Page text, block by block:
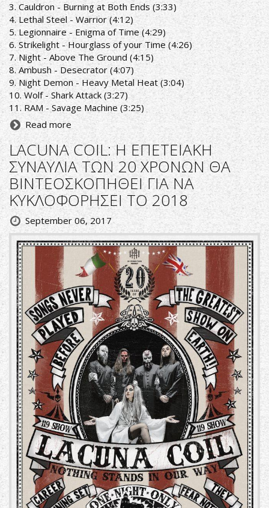
3. Cauldron - Burning at Both Ends (3:33)
4. Lethal Steel - Warrior (4:12)
5. Legionnaire - Enigma of Time (4:29)
6. Strikelight - Hourglass of your Time (4:26)
7. Night - Above The Ground (4:15)
8. Ambush - Desecrator (4:07)
9. Night Demon - Heavy Metal Heat (3:04)
10. Wolf - Shark Attack (3:27)
11. RAM - Savage Machine (3:25)
Read more
LACUNA COIL: Η ΕΠΕΤΕΙΑΚΗ
ΣΥΝΑΥΛΙΑ ΤΩΝ 20 ΧΡΟΝΩΝ ΘΑ
ΒΙΝΤΕΟΣΚΟΠΗΘΕΙ ΓΙΑ ΝΑ
ΚΥΚΛΟΦΟΡΗΣΕΙ ΤΟ 2018
September 06, 2017